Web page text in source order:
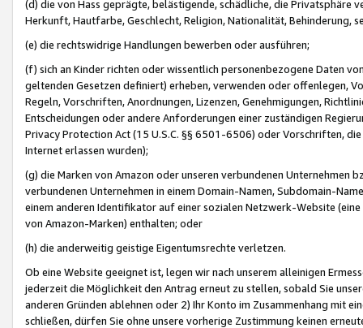
(d) die von Hass geprägte, belästigende, schädliche, die Privatsphäre
Herkunft, Hautfarbe, Geschlecht, Religion, Nationalität, Behinderung,
(e) die rechtswidrige Handlungen bewerben oder ausführen;
(f) sich an Kinder richten oder wissentlich personenbezogene Daten
geltenden Gesetzen definiert) erheben, verwenden oder offenlegen,
Regeln, Vorschriften, Anordnungen, Lizenzen, Genehmigungen,
Entscheidungen oder andere Anforderungen einer zuständigen
Privacy Protection Act (15 U.S.C. §§ 6501-6506) oder Vorschriften,
Internet erlassen wurden);
(g) die Marken von Amazon oder unseren verbundenen Unternehmen
verbundenen Unternehmen in einem Domain-Namen, Subdomain-
einem anderen Identifikator auf einer sozialen Netzwerk-Website
von Amazon-Marken) enthalten; oder
(h) die anderweitig geistige Eigentumsrechte verletzen.
Ob eine Website geeignet ist, legen wir nach unserem alleinigen
jederzeit die Möglichkeit den Antrag erneut zu stellen, sobald Sie
anderen Gründen ablehnen oder 2) Ihr Konto im Zusammenhang mit
schließen, dürfen Sie ohne unsere vorherige Zustimmung keinen